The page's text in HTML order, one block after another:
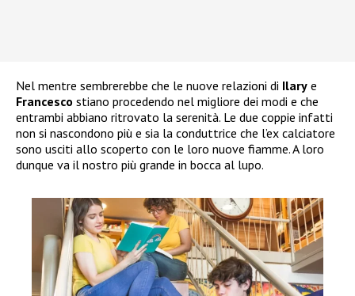
Nel mentre sembrerebbe che le nuove relazioni di Ilary e
Francesco stiano procedendo nel migliore dei modi e che
entrambi abbiano ritrovato la serenità. Le due coppie infatti
non si nascondono più e sia la conduttrice che l’ex calciatore
sono usciti allo scoperto con le loro nuove fiamme. A loro
dunque va il nostro più grande in bocca al lupo.